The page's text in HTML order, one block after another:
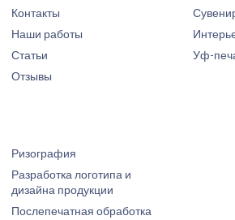
Контакты
Наши работы
Статьи
Отзывы
Уф-
Ризография
Разработка логотипа и
дизайна продукции
Послепечатная обработка